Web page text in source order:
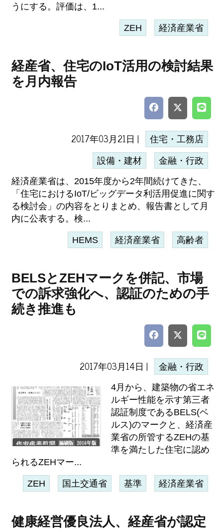
うにする。評価は、1...
ZEH 経済産業省
経産省、住宅のIoT活用の検討結果
を月内報告
2017年03月21日 | 住宅・工務店
設備・建材 金融・行政
経済産業省は、2015年度から2年間続けてきた、
「住宅におけるIoT/ビッグデータ利活用促進に関す
る検討会」の内容をとりまとめ、報告書として月
内に公表する。検...
HEMS 経済産業省 高齢者
BELSとZEHマークを併記、市場
での訴求強化へ、認証のための手
続き推進も
2017年03月14日 | 金融・行政
4月から、建築物の省エネ
ルギー性能を示す第三者
認証制度であるBELS(ベ
ルス)のマークと、経済産
業省の所管するZEHの基
準を満たした住宅に認め
られるZEHマー...
ZEH 国土交通省 基準 経済産業省
健康経営優良法人、経産省が認定